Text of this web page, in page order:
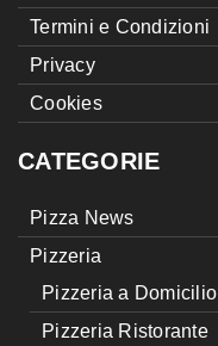
Termini e Condizioni
Privacy
Cookies
CATEGORIE
Pizza News
Pizzeria
Pizzeria a Domicilio
Pizzeria Ristorante